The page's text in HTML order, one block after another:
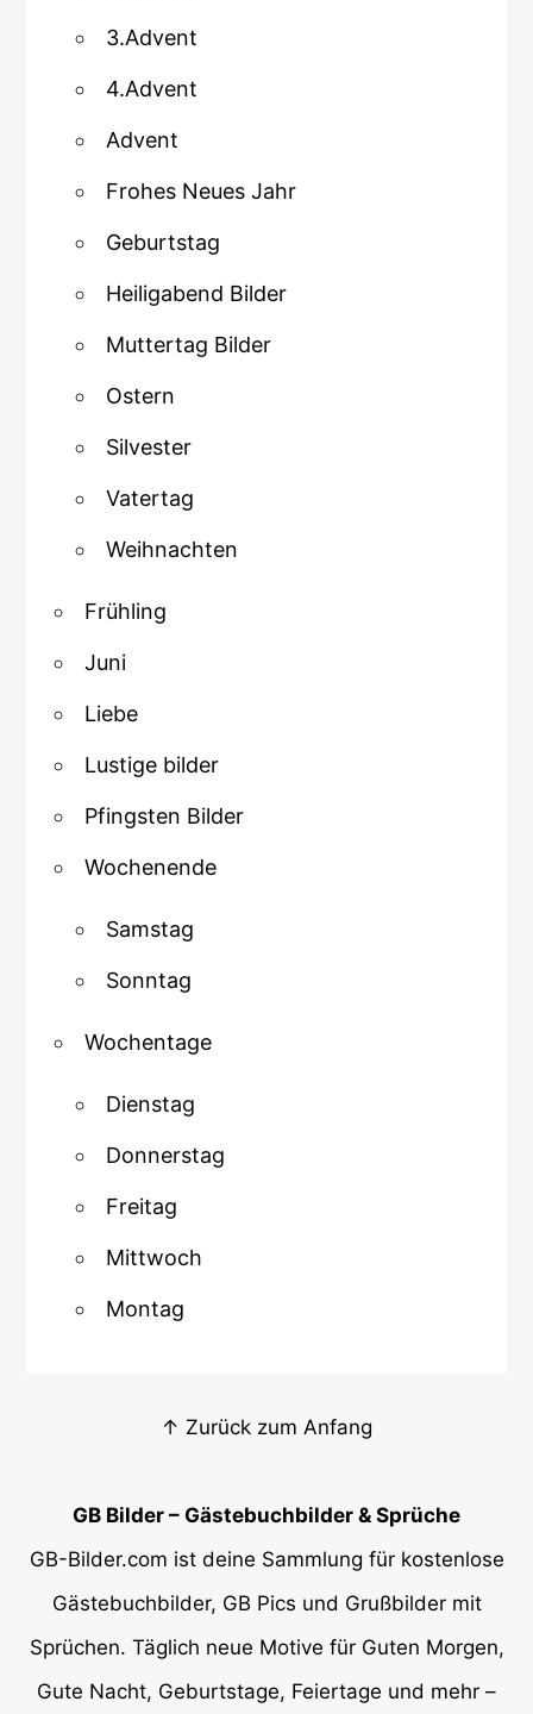
3.Advent
4.Advent
Advent
Frohes Neues Jahr
Geburtstag
Heiligabend Bilder
Muttertag Bilder
Ostern
Silvester
Vatertag
Weihnachten
Frühling
Juni
Liebe
Lustige bilder
Pfingsten Bilder
Wochenende
Samstag
Sonntag
Wochentage
Dienstag
Donnerstag
Freitag
Mittwoch
Montag
↑ Zurück zum Anfang
GB Bilder – Gästebuchbilder & Sprüche
GB-Bilder.com ist deine Sammlung für kostenlose
Gästebuchbilder, GB Pics und Grußbilder mit
Sprüchen. Täglich neue Motive für Guten Morgen,
Gute Nacht, Geburtstage, Feiertage und mehr –